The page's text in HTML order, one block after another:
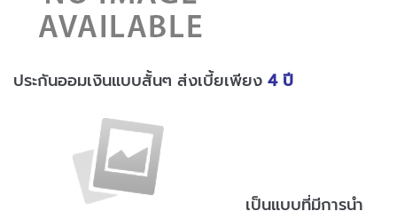
ประกันออมเงินแบบสั้นๆ ส่งเบี้ยเพียง 4 ปี
เป็นแบบที่มีการนำ